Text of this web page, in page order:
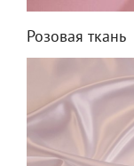
Розовая ткань